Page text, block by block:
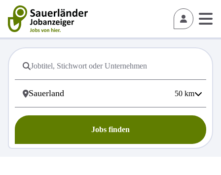
50 km
Jobs finden